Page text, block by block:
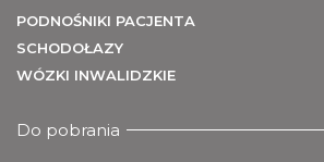
PODNOŚNIKI PACJENTA
SCHODOŁAZY
WÓZKI INWALIDZKIE
Do pobrania